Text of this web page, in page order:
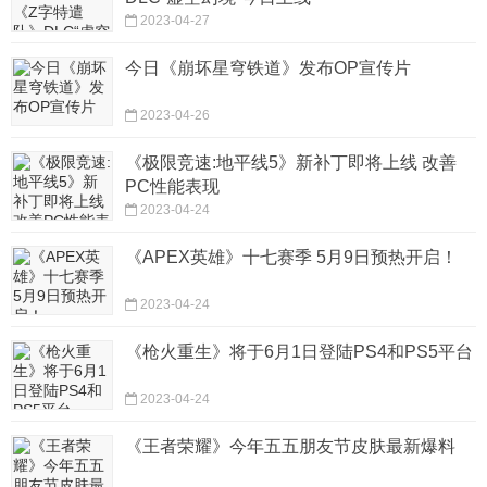
2023-04-27
今日《崩坏星穹铁道》发布OP宣传片
2023-04-26
《极限竞速:地平线5》新补丁即将上线 改善
PC性能表现
2023-04-24
《APEX英雄》十七赛季 5月9日预热开启！
2023-04-24
《枪火重生》将于6月1日登陆PS4和PS5平台
2023-04-24
《王者荣耀》今年五五朋友节皮肤最新爆料